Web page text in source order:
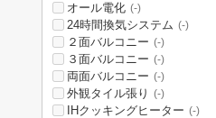
オール電化 (-)
24時間換気システム (-)
２面バルコニー (-)
３面バルコニー (-)
両面バルコニー (-)
外観タイル張り (-)
IHクッキングヒーター (-)